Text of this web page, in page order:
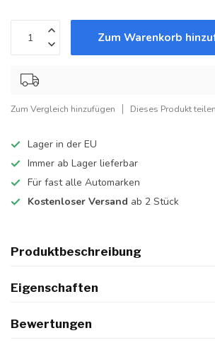
Zum Warenkorb
Zum Vergleich hinzufügen Dieses Produkt teilen
Lager in der EU
Immer ab Lager lieferbar
Für fast alle Automarken
Kostenloser Versand ab 2 Stück
Produktbeschreibung
Eigenschaften
Bewertungen